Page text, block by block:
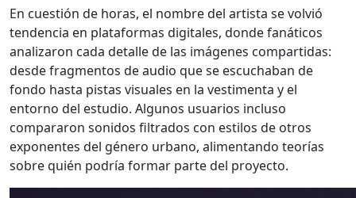
En cuestión de horas, el nombre del artista se volvió
tendencia en plataformas digitales, donde fanáticos
analizaron cada detalle de las imágenes compartidas:
desde fragmentos de audio que se escuchaban de
fondo hasta pistas visuales en la vestimenta y el
entorno del estudio. Algunos usuarios incluso
compararon sonidos filtrados con estilos de otros
exponentes del género urbano, alimentando teorías
sobre quién podría formar parte del proyecto.